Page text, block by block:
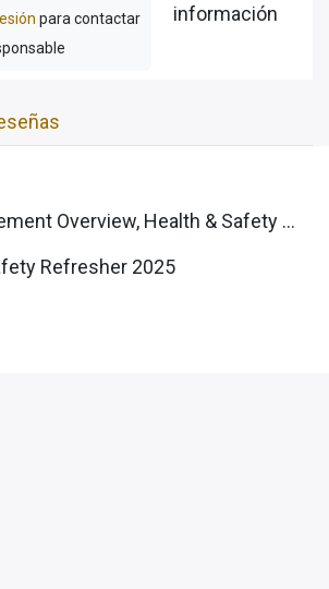
para contactar
información
Safety Statement Overview, Health & Safety Refresher
Refresher 2025